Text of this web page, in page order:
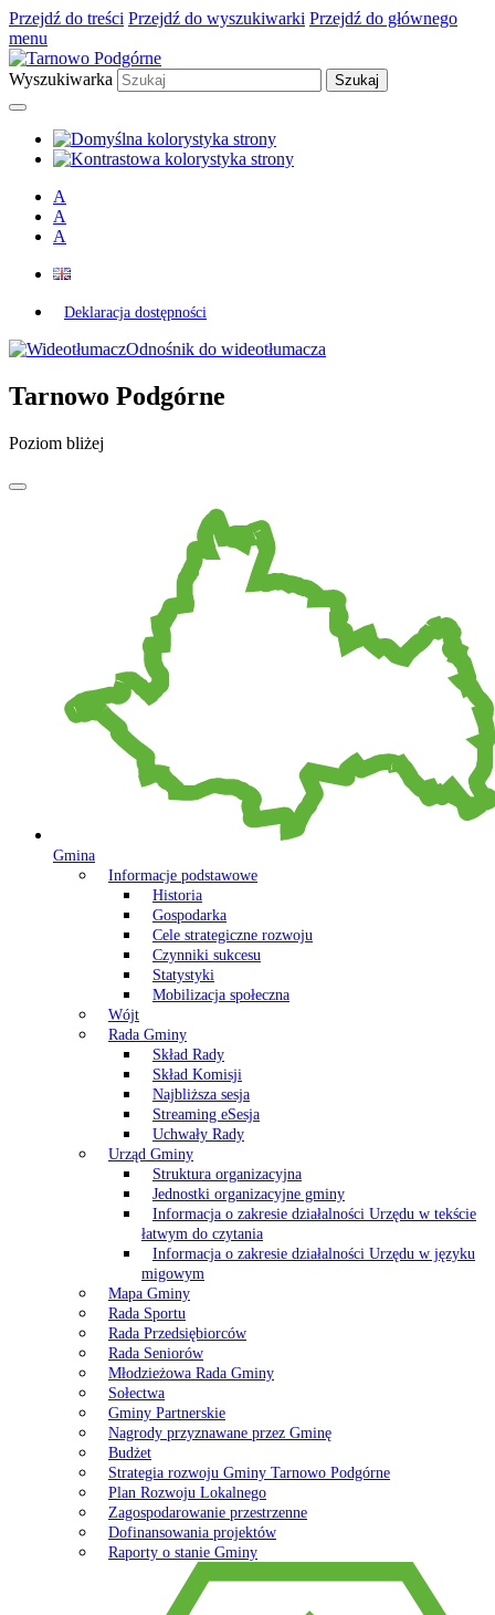
Przejdź do treści Przejdź do wyszukiwarki Przejdź do głównego
menu
Wyszukiwarka
A
A
A
Deklaracja dostępności
Odnośnik do wideotłumacza
Tarnowo Podgórne
Poziom bliżej
Gmina
Informacje podstawowe
Historia
Gospodarka
Cele strategiczne rozwoju
Czynniki sukcesu
Statystyki
Mobilizacja społeczna
Wójt
Rada Gminy
Skład Rady
Skład Komisji
Najbliższa sesja
Streaming eSesja
Uchwały Rady
Urząd Gminy
Struktura organizacyjna
Jednostki organizacyjne gminy
Informacja o zakresie działalności Urzędu w tekście
łatwym do czytania
Informacja o zakresie działalności Urzędu w języku
migowym
Mapa Gminy
Rada Sportu
Rada Przedsiębiorców
Rada Seniorów
Młodzieżowa Rada Gminy
Sołectwa
Gminy Partnerskie
Nagrody przyznawane przez Gminę
Budżet
Strategia rozwoju Gminy Tarnowo Podgórne
Plan Rozwoju Lokalnego
Zagospodarowanie przestrzenne
Dofinansowania projektów
Raporty o stanie Gminy